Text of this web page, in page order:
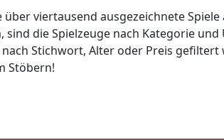
über viertausend ausgezeichnete
sind die Spielzeuge nach Kategorie
Stichwort, Alter oder Preis gefiltert
Stöbern!